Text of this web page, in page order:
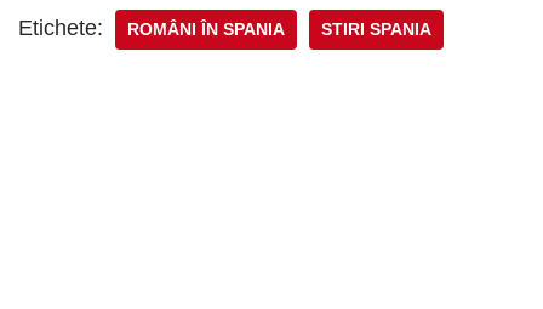
Etichete: ROMÂNI ÎN SPANIA STIRI SPANIA